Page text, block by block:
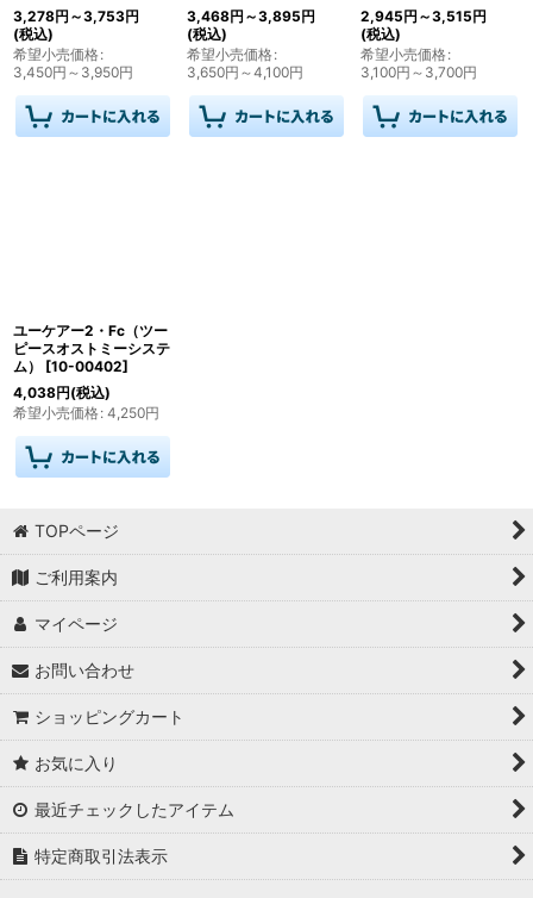
3,278円 ～3,753円
(税込)
希望小売価格:
3,450円 ～3,950円
3,468円 ～3,895円
(税込)
希望小売価格:
3,650円 ～4,100円
2,945円 ～3,515円
(税込)
希望小売価格:
3,100円 ～3,700円
ユーケアー2・Fc（ツー
ピースオストミーシステ
ム）
[10-00402]
4,038円(税込)
希望小売価格: 4,250円
TOPページ
ご利用案内
マイページ
お問い合わせ
ショッピングカート
お気に入り
最近チェックしたアイテム
特定商取引法表示